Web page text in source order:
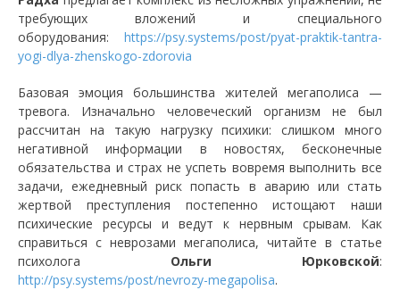
требующих вложений и специального
оборудования: https://psy.systems/post/pyat-praktik-tantra-
yogi-dlya-zhenskogo-zdorovia
Базовая эмоция большинства жителей мегаполиса —
тревога. Изначально человеческий организм не был
рассчитан на такую нагрузку психики: слишком много
негативной информации в новостях, бесконечные
обязательства и страх не успеть вовремя выполнить все
задачи, ежедневный риск попасть в аварию или стать
жертвой преступления постепенно истощают наши
психические ресурсы и ведут к нервным срывам. Как
справиться с неврозами мегаполиса, читайте в статье
психолога Ольги Юрковской:
http://psy.systems/post/nevrozy-megapolisa.